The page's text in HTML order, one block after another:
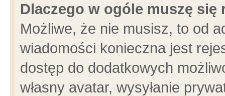
Dlaczego w ogóle muszę się
Możliwe, że nie musisz, to od
wiadomości konieczna jest
dostęp do dodatkowych
własny avatar, wysyłanie